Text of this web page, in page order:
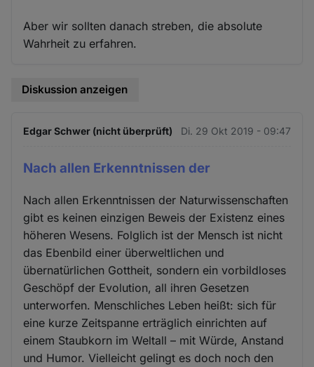
Aber wir sollten danach streben, die absolute
Wahrheit zu erfahren.
Diskussion anzeigen
Edgar Schwer (nicht überprüft) Di. 29 Okt 2019 - 09:47
Nach allen Erkenntnissen der
Nach allen Erkenntnissen der Naturwissenschaften
gibt es keinen einzigen Beweis der Existenz eines
höheren Wesens. Folglich ist der Mensch ist nicht
das Ebenbild einer überweltlichen und
übernatürlichen Gottheit, sondern ein vorbildloses
Geschöpf der Evolution, all ihren Gesetzen
unterworfen. Menschliches Leben heißt: sich für
eine kurze Zeitspanne erträglich einrichten auf
einem Staubkorn im Weltall – mit Würde, Anstand
und Humor. Vielleicht gelingt es doch noch den